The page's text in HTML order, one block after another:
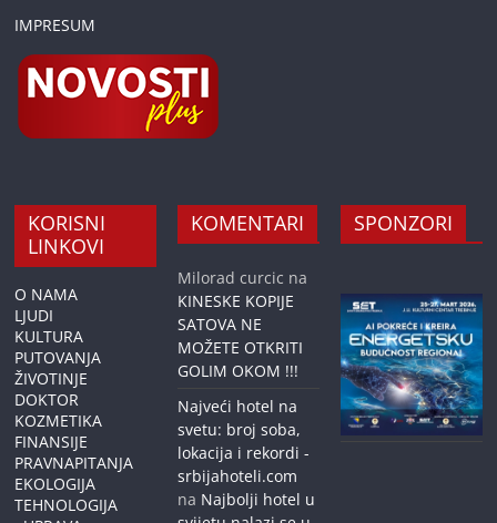
IMPRESUM
KORISNI
LINKOVI
O NAMA
LJUDI
KULTURA
PUTOVANJA
ŽIVOTINJE
DOKTOR
KOZMETIKA
FINANSIJE
PRAVNAPITANJA
EKOLOGIJA
TEHNOLOGIJA
KOMENTARI
Milorad curcic na
KINESKE KOPIJE
SATOVA NE
MOŽETE OTKRITI
GOLIM OKOM !!!
Najveći hotel na
svetu: broj soba,
lokacija i rekordi -
srbijahoteli.com
na Najbolji hotel u
SPONZORI